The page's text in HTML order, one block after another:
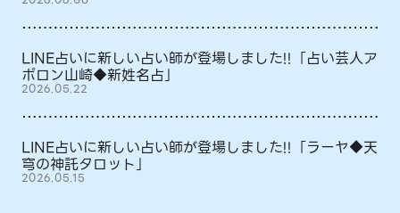
LINE占いに新しい占い師が登場しました!!「占い芸人ア
ポロン山崎◆新姓名占」
2026.05.22
LINE占いに新しい占い師が登場しました!!「ラーヤ◆天
穹の神託タロット」
2026.05.15